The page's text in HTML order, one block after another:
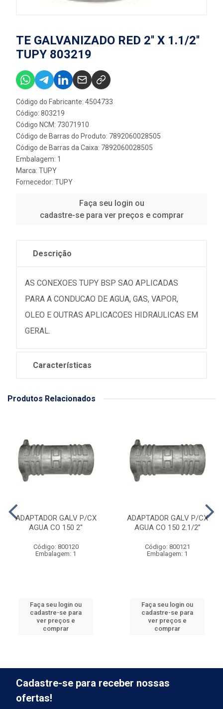
TE GALVANIZADO RED 2'' X 1.1/2''
TUPY 803219
Código do Fabricante: 4504733
Código: 803219
Código NCM: 73071910
Código de Barras do Produto: 7892060028505
Código de Barras da Caixa: 7892060028505
Embalagem: 1
Marca: TUPY
Fornecedor: TUPY
Faça seu login ou
cadastre-se para ver preços e comprar
Descrição
AS CONEXOES TUPY BSP SAO APLICADAS
PARA A CONDUCAO DE AGUA, GAS, VAPOR,
OLEO E OUTRAS APLICACOES HIDRAULICAS EM
GERAL.
Características
Produtos Relacionados
ADAPTADOR GALV P/CX
AGUA CO 150 2''
Código: 800120
Embalagem: 1
Faça seu login ou
cadastre-se para
ver preços e
comprar
ADAPTADOR GALV P/CX
AGUA CO 150 2.1/2”
Código: 800121
Embalagem: 1
Faça seu login ou
cadastre-se para
ver preços e
comprar
Cadastre-se para receber nossas
ofertas!